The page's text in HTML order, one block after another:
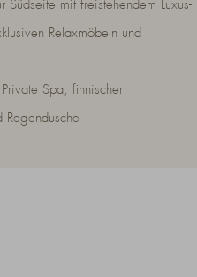
Südseite mit freistehendem Luxus-
Relaxmöbeln und
Spa, finnischer
Regendusche